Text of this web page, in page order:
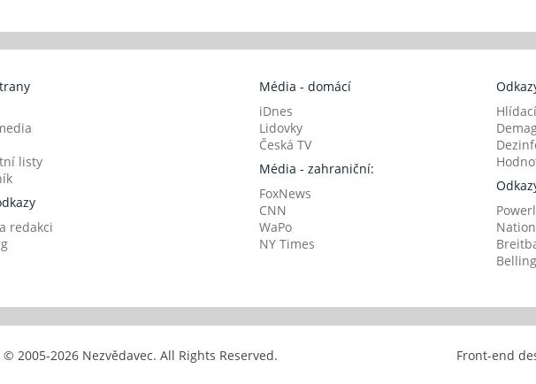
listy
redakci
Média - domácí
iDnes
Lidovky
Česká TV
Média - zahraniční:
FoxNews
CNN
WaPo
NY Times
© 2005-2026 Nezvědavec. All Rights Reserved. Front-end